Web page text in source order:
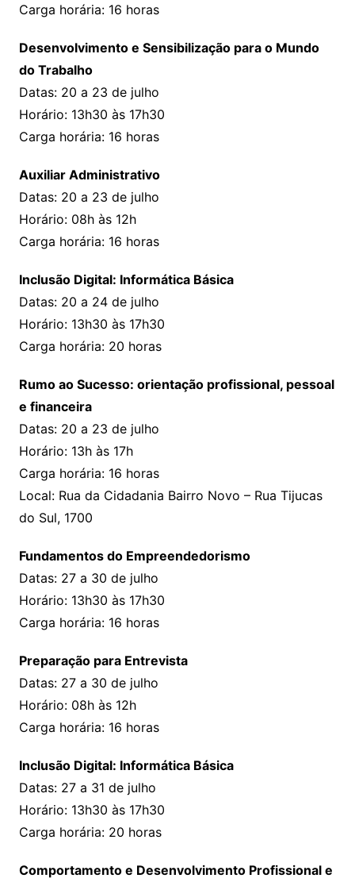
Carga horária: 16 horas
Desenvolvimento e Sensibilização para o Mundo
do Trabalho
Datas: 20 a 23 de julho
Horário: 13h30 às 17h30
Carga horária: 16 horas
Auxiliar Administrativo
Datas: 20 a 23 de julho
Horário: 08h às 12h
Carga horária: 16 horas
Inclusão Digital: Informática Básica
Datas: 20 a 24 de julho
Horário: 13h30 às 17h30
Carga horária: 20 horas
Rumo ao Sucesso: orientação profissional, pessoal
e financeira
Datas: 20 a 23 de julho
Horário: 13h às 17h
Carga horária: 16 horas
Local: Rua da Cidadania Bairro Novo – Rua Tijucas
do Sul, 1700
Fundamentos do Empreendedorismo
Datas: 27 a 30 de julho
Horário: 13h30 às 17h30
Carga horária: 16 horas
Preparação para Entrevista
Datas: 27 a 30 de julho
Horário: 08h às 12h
Carga horária: 16 horas
Inclusão Digital: Informática Básica
Datas: 27 a 31 de julho
Horário: 13h30 às 17h30
Carga horária: 20 horas
Comportamento e Desenvolvimento Profissional e